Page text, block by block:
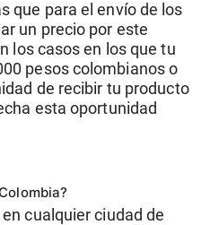
que para el envío de los
un precio por este
los casos en los que tu
pesos colombianos o
de recibir tu producto
esta oportunidad
cualquier ciudad de